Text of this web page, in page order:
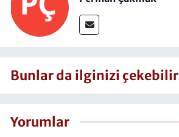
Bunlar da ilginizi çekebilir
Yorumlar